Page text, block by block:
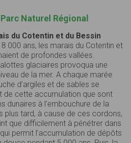
Naturel Régional
du Cotentin et du Bessin
000 ans, les marais du Cotentin et
de profondes vallées.
glaciaires provoqua une
de la mer. A chaque marée
d’argiles et de sables se
de cette accumulation que sont
dunaires à l’embouchure de la
plus tard, à cause de ces cordons,
que difficilement à pénétrer dans
permit l’accumulation de dépôts